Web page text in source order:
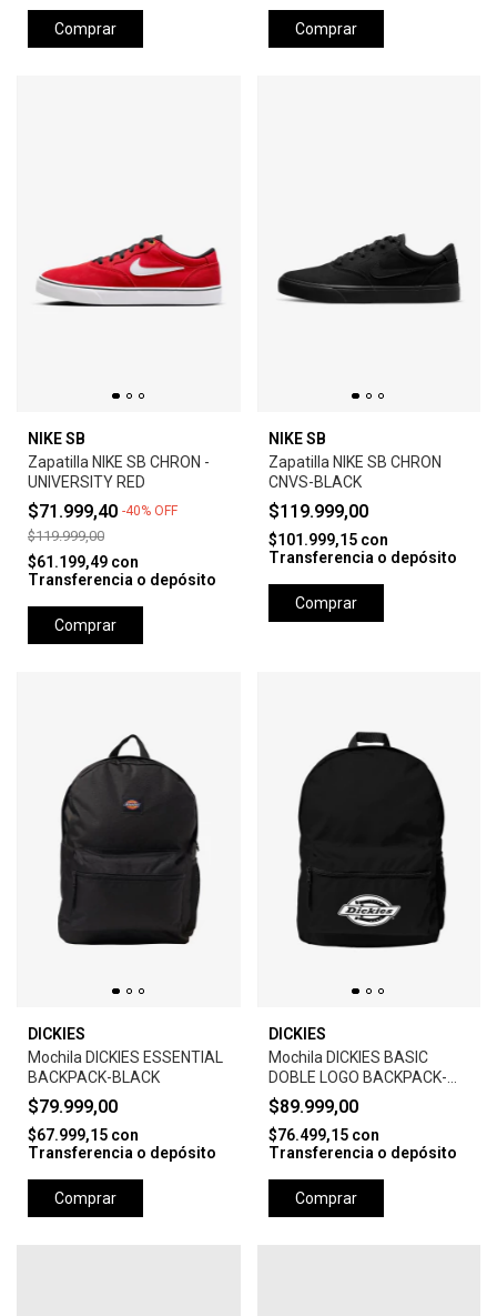
Comprar Comprar
NIKE SB
Zapatilla NIKE SB CHRON -
UNIVERSITY RED
$71.999,40 -40% OFF
$119.999,00
$61.199,49 con
Transferencia o depósito
Comprar
NIKE SB
Zapatilla NIKE SB CHRON
CNVS-BLACK
$119.999,00
$101.999,15 con
Transferencia o depósito
Comprar
DICKIES
Mochila DICKIES ESSENTIAL
BACKPACK-BLACK
$79.999,00
$67.999,15 con
Transferencia o depósito
Comprar
DICKIES
Mochila DICKIES BASIC
DOBLE LOGO BACKPACK-
BLACK
$89.999,00
$76.499,15 con
Transferencia o depósito
Comprar